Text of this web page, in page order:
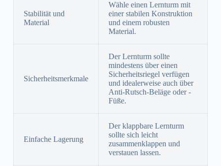
Stabilität und
Material
Wähle einen Lernturm mit
einer stabilen Konstruktion
und einem robusten
Material.
Sicherheitsmerkmale
Der Lernturm sollte
mindestens über einen
Sicherheitsriegel verfügen
und idealerweise auch über
Anti-Rutsch-Beläge oder -
Füße.
Einfache Lagerung
Der klappbare Lernturm
sollte sich leicht
zusammenklappen und
verstauen lassen.